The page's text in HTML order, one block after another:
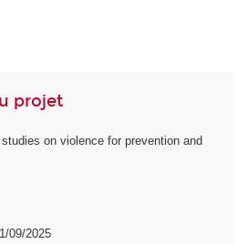
projet
on violence for prevention and
09/2025